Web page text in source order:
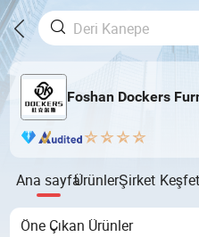
Foshan Dockers
Ana sayfaÜrünlerŞirket Keşfet
Öne Çıkan Ürünler